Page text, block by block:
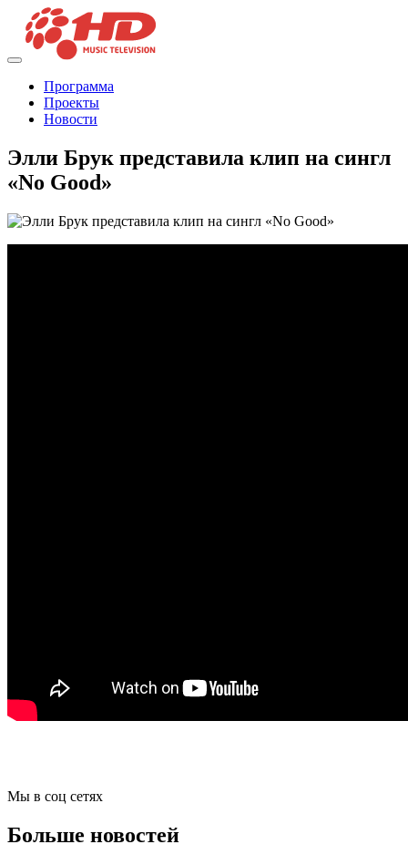
Программа
Проекты
Новости
Элли Брук представила клип на сингл
«No Good»
Мы в соц сетях
Больше новостей